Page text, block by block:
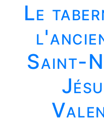
Le
Saint-